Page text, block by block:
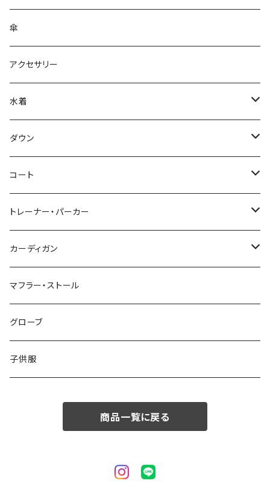
傘
アクセサリー
水着
～44/S
46/M
48/L
50/XL～
ダウン
～44/S
46/M
48/L
50/XL～
コート
～44/S
46/M
48/L
50/XL～
トレーナー・パーカー
～44/S
46/M
48/L
50/XL～
カーディガン
～44/S
46/M
48/L
マフラー・ストール
グローブ
子供服
商品一覧に戻る